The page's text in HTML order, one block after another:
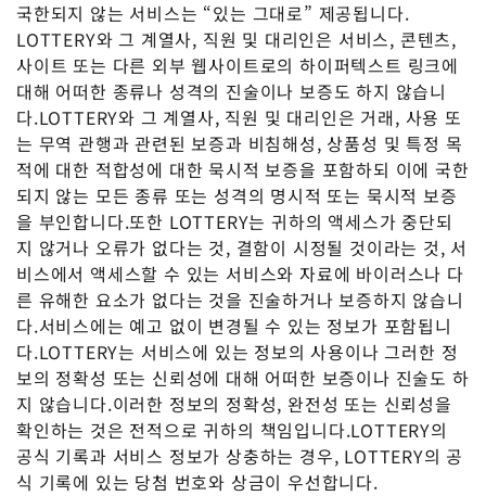
국한되지 않는 서비스는 “있는 그대로” 제공됩니다.
LOTTERY와 그 계열사, 직원 및 대리인은 서비스, 콘텐츠,
사이트 또는 다른 외부 웹사이트로의 하이퍼텍스트 링크에
대해 어떠한 종류나 성격의 진술이나 보증도 하지 않습니
다.LOTTERY와 그 계열사, 직원 및 대리인은 거래, 사용 또
는 무역 관행과 관련된 보증과 비침해성, 상품성 및 특정 목
적에 대한 적합성에 대한 묵시적 보증을 포함하되 이에 국한
되지 않는 모든 종류 또는 성격의 명시적 또는 묵시적 보증
을 부인합니다.또한 LOTTERY는 귀하의 액세스가 중단되
지 않거나 오류가 없다는 것, 결함이 시정될 것이라는 것, 서
비스에서 액세스할 수 있는 서비스와 자료에 바이러스나 다
른 유해한 요소가 없다는 것을 진술하거나 보증하지 않습니
다.서비스에는 예고 없이 변경될 수 있는 정보가 포함됩니
다.LOTTERY는 서비스에 있는 정보의 사용이나 그러한 정
보의 정확성 또는 신뢰성에 대해 어떠한 보증이나 진술도 하
지 않습니다.이러한 정보의 정확성, 완전성 또는 신뢰성을
확인하는 것은 전적으로 귀하의 책임입니다.LOTTERY의
공식 기록과 서비스 정보가 상충하는 경우, LOTTERY의 공
식 기록에 있는 당첨 번호와 상금이 우선합니다.